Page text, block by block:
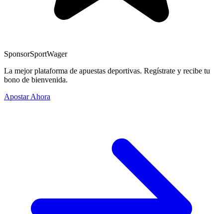
SponsorSportWager
La mejor plataforma de apuestas deportivas. Regístrate y recibe tu
bono de bienvenida.
Apostar Ahora